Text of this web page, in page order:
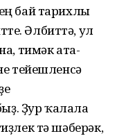
бай тарихлы
Әлбиттә, ул
тимәк ата-
тейешленсә
Ҙур ҡалала
тә шәберәк,